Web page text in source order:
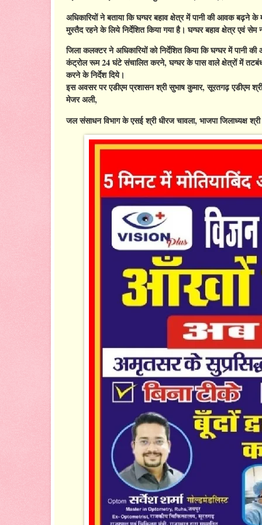
अधिकारियों ने बताया कि घग्घर बहाव क्षेत्र में पानी की आवक बढ़ने
मुस्तैद रहने के लिये निर्देशित किया गया है। घग्घर बहाव क्षेत्र एवं
जिला कलक्टर ने अधिकारियों को निर्देशित किया कि घग्घर में
कंट्रोल रूम 24 घंटे संचालित करने, घग्घर के पास वाले क्षेत्रों में
करने के निर्देश दिये।
इस अवसर पर एडीएम प्रशासन श्री सुभाष कुमार, सूरतगढ़ एडीएम
मेजर अली,
जल संसाधन विभाग के एसई श्री धीरज चावला, भाजपा जिलाध्यक्ष